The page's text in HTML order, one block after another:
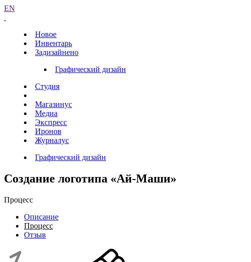
EN
Новое
Инвентарь
Задизайнено
Графический дизайн
Студия
Магазинус
Медиа
Экспресс
Иронов
Журналус
Графический дизайн
Создание логотипа «Ай-Маши»
Процесс
Описание
Процесс
Отзыв